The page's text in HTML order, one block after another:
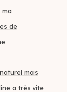
ma
de
mais
a très vite